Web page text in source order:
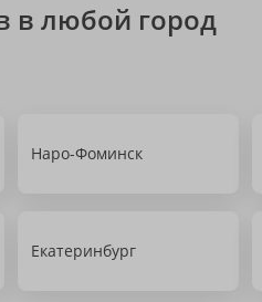
в любой город
Наро-Фоминск
Екатеринбург